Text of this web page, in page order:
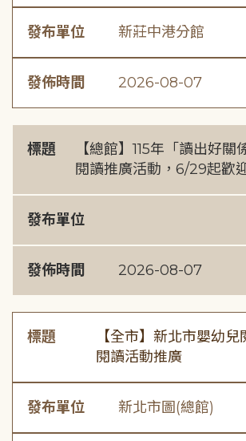
發布單位 新莊中港分館
發佈時間 2026-08-07
標題
【總館】115年「讀出好關
閱讀推廣活動，6/29起歡
發布單位
發佈時間 2026-08-07
標題
【全市】新北市嬰幼
閱讀活動推廣
發布單位 新北市圖(總館)